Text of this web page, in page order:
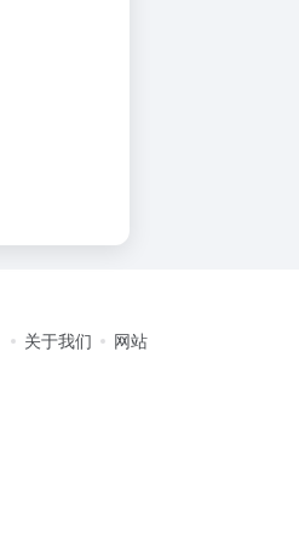
关于我们
网站